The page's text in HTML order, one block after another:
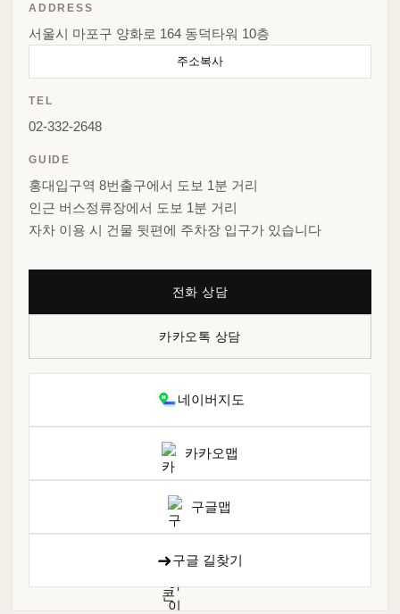
ADDRESS
서울시 마포구 양화로 164 동덕타워 10층
주소복사
TEL
02-332-2648
GUIDE
홍대입구역 8번출구에서 도보 1분 거리
인근 버스정류장에서 도보 1분 거리
자차 이용 시 건물 뒷편에 주차장 입구가 있습니다
전화 상담
카카오톡 상담
네이버지도
카카오맵
구글맵
➜구글 길찾기